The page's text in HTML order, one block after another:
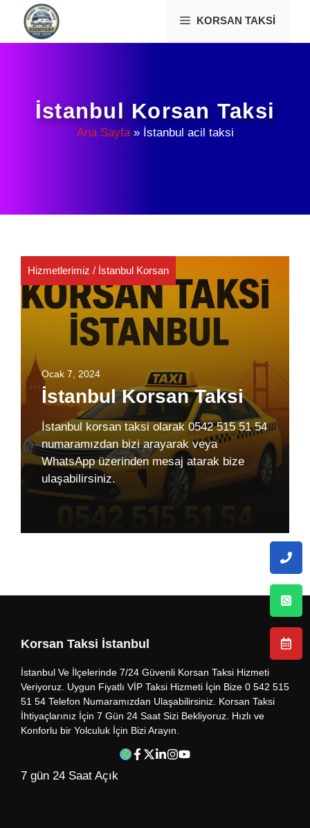
İçeriğe
KORSAN TAKSI
İstanbul Korsan Taksi
Ana Sayfa» İstanbul acil taksi
Hizmetlerimiz / İstanbul Korsan
Ocak 7, 2024
İstanbul Korsan Taksi
İstanbul korsan taksi olarak 0542 515 51 54
numaramızdan bizi arayarak veya
WhatsApp üzerinden mesaj atarak bize
ulaşabilirsiniz.
Korsan Taksi İstanbul
İstanbul Ve İlçelerinde 7/24 Güvenli Korsan Taksi Hizmeti
Veriyoruz. Uygun Fiyatlı VİP Taksi Hizmeti İçin Bize 0 542 515
51 54 Telefon Numaramızdan Ulaşabilirsiniz. Korsan Taksi
İhtiyaçlarınız İçin 7 Gün 24 Saat Sizi Bekliyoruz. Hızlı ve
Konforlu bir Yolculuk İçin Bizi Arayın.
7 gün 24 Saat Açık